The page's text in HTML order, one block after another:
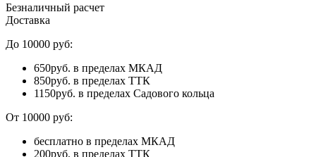
Безналичный расчет
Доставка
До 10000 руб:
650руб. в пределах МКАД
850руб. в пределах ТТК
1150руб. в пределах Садового кольца
От 10000 руб:
бесплатно в пределах МКАД
200руб. в пределах ТТК